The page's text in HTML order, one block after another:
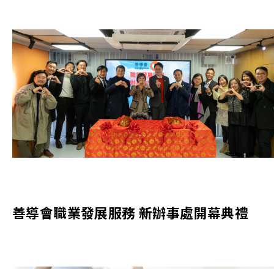
善導會職業發展服務 新辦事處開幕典禮